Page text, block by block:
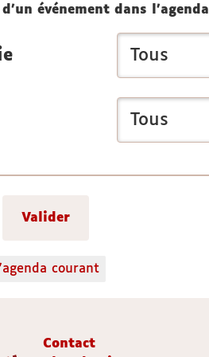
d'un événement dans l'agenda
courant
Contact